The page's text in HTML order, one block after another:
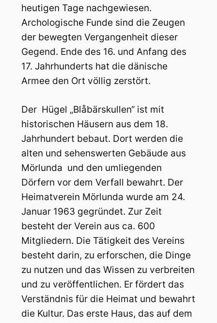
heutigen Tage nachgewiesen.
Archologische Funde sind die Zeugen
der bewegten Vergangenheit dieser
Gegend. Ende des 16. und Anfang des
17. Jahrhunderts hat die dänische
Armee den Ort völlig zerstört.
Der Hügel „Blåbärskullen“ ist mit
historischen Häusern aus dem 18.
Jahrhundert bebaut. Dort werden die
alten und sehenswerten Gebäude aus
Mörlunda und den umliegenden
Dörfern vor dem Verfall bewahrt. Der
Heimatverein Mörlunda wurde am 24.
Januar 1963 gegründet. Zur Zeit
besteht der Verein aus ca. 600
Mitgliedern. Die Tätigkeit des Vereins
besteht darin, zu erforschen, die Dinge
zu nutzen und das Wissen zu verbreiten
und zu veröffentlichen. Er fördert das
Verständnis für die Heimat und bewahrt
die Kultur. Das erste Haus, das auf dem